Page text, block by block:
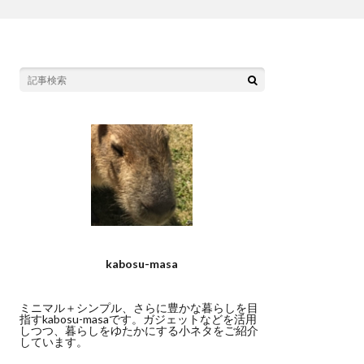
kabosu-masa
ミニマル＋シンプル、さらに豊かな暮らしを目
指すkabosu-masaです。ガジェットなどを活用
しつつ、暮らしをゆたかにする小ネタをご紹介
しています。